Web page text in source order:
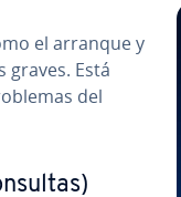
el arranque y
Está
del